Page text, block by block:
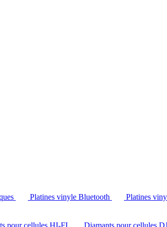
Platines vinyle Bluetooth
Platines
pour cellules HI-FI
Diamants pour cellules